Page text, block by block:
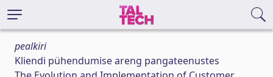
pealkiri
Kliendi pühendumise areng pangateenustes